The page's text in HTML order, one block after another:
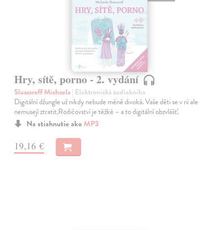
Hry, sítě, porno - 2. vydání
Slussareff Michaela| Elektronická audiokniha
Digitální džungle už nikdy nebude méně divoká. Vaše děti se v ní ale
nemusejí ztratit.Rodičovství je těžké – a to digitální obzvlášť.
Na stiahnutie ako MP3
19,16 €